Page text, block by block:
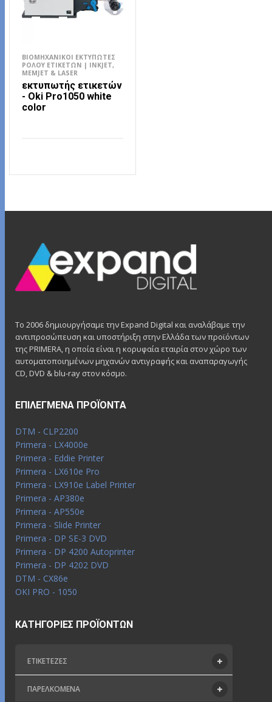
ΒΙΟΜΗΧΑΝΙΚΟΊ ΕΚΤΥΠΩΤΈΣ
ΡΟΛΟΎ ΕΤΙΚΕΤΏΝ | INKJET,
MEMJET & LASER
εκτυπωτής ετικετών
- Οki Pro1050 white
color
Το 2006 δημιουργήσαμε την Expand Digital και αναλάβαμε την
αντιπροσώπευση και υποστήριξη στην Ελλάδα των προϊόντων
της PRIMERA, η οποία είναι η κορυφαία εταιρία στον χώρο των
αυτοματοποιημένων μηχανών αντιγραφής και αναπαραγωγής
CD, DVD & blu-ray στον κόσμο.
ΕΠΙΛΕΓΜΈΝΑ ΠΡΟΪΌΝΤΑ
DTM - CLP2200
Primera - LX4000e
Primera - Eddie Printer
Primera - LX610e Pro
Primera - LX910e Label Printer
Primera - AP380e
Primera - AP550e
Primera - Slide Printer
Primera - DP SE-3 DVD
Primera - DP 4200 Autoprinter
Primera - DP 4202 DVD
DTM - CX86e
OKI PRO - 1050
ΚΑΤΗΓΟΡΊΕΣ ΠΡΟΪΌΝΤΩΝ
ΕΤΙΚΕΤΈΖΕΣ
ΠΑΡΕΛΚΌΜΕΝΑ